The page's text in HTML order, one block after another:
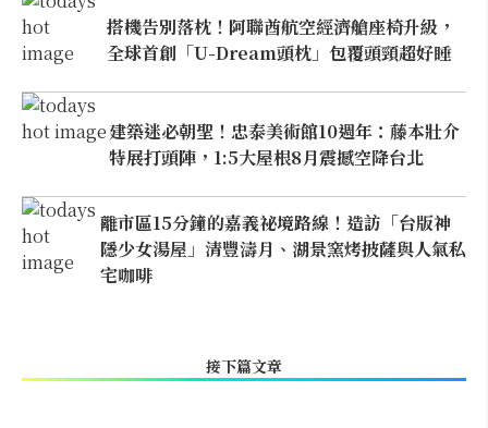
搭機告別落枕！阿聯酋航空經濟艙座椅升級，
全球首創「U-Dream頭枕」包覆頭頸超好睡
建築迷必朝聖！忠泰美術館10週年：藤本壯介
特展打頭陣，1:5大屋根8月震撼空降台北
離市區15分鐘的嘉義祕境路線！造訪「台版神
隱少女湯屋」清豐濤月、湖景窯烤披薩與人氣私
宅咖啡
接下篇文章